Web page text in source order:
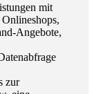
mit
Angebote,
zur